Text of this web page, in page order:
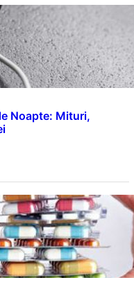
Noapte: Mituri,